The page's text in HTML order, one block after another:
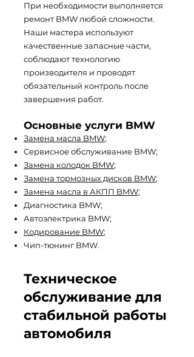
При необходимости выполняется
ремонт BMW любой сложности.
Наши мастера используют
качественные запасные части,
соблюдают технологию
производителя и проводят
обязательный контроль после
завершения работ.
Основные услуги BMW
Замена масла BMW;
Сервисное обслуживание BMW;
Замена колодок BMW;
Замена тормозных дисков BMW;
Замена масла в АКПП BMW;
Диагностика BMW;
Автоэлектрика BMW;
Кодирование BMW;
Чип-тюнинг BMW.
Техническое
обслуживание для
стабильной работы
автомобиля